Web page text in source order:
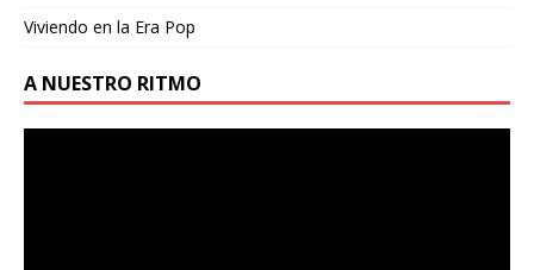
Viviendo en la Era Pop
A NUESTRO RITMO